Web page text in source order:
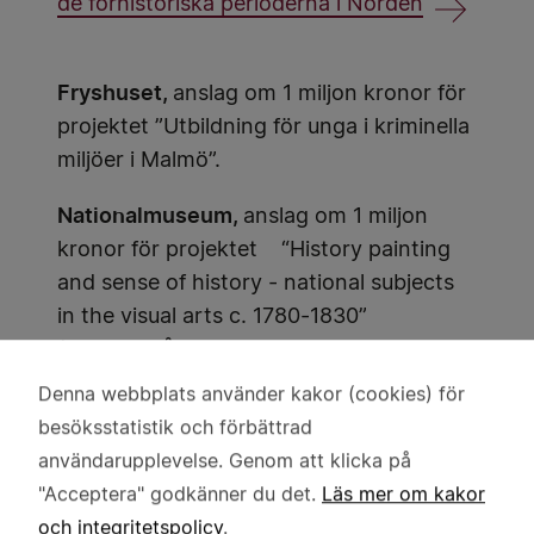
de förhistoriska perioderna i Norden
Fryshuset, anslag om 1 miljon kronor för
projektet ”Utbildning för unga i kriminella
miljöer i Malmö”.
Nationalmuseum, anslag om 1 miljon
kronor för projektet “History painting
and sense of history - national subjects
in the visual arts c. 1780-1830”
nationella motiv i konsten ca 1780-1830).
Historiemåleri och historiesyn
Kungl. Akademien för de fria konsterna,
Användning
av
personuppgifter
och
Denna webbplats använder kakor (cookies) för
besöksstatistik och förbättrad
användarupplevelse. Genom att klicka på
"Acceptera" godkänner du det. Läs mer om kakor
och integritetspolicy.